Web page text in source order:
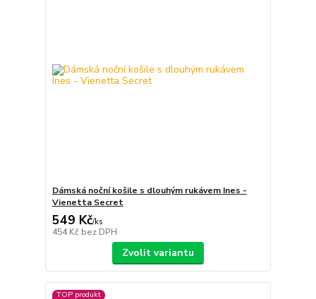
Dámská noční košile s dlouhým rukávem Ines -
Vienetta Secret
549 Kč/ks
454 Kč bez DPH
Zvolit variantu
TOP produkt